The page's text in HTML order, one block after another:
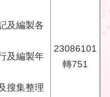
及編製各
及編製年
搜集整理
23086101
轉751